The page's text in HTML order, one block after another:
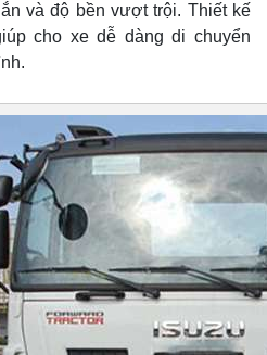
và độ bền vượt trội. Thiết kế
cho xe dễ dàng di chuyển